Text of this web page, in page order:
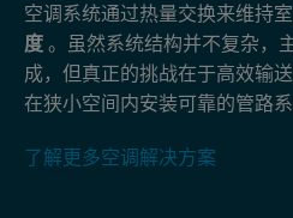
空调系统通过热量交换来维持
度 。虽然系统结构并不复杂，
成，但真正的挑战在于高效输
在狭小空间内安装可靠的管路系
了解更多空调解决方案